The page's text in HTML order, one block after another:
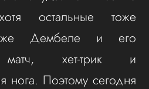
остальные тоже
же Дембеле и его
матч, хет-трик и
нога. Поэтому сегодня